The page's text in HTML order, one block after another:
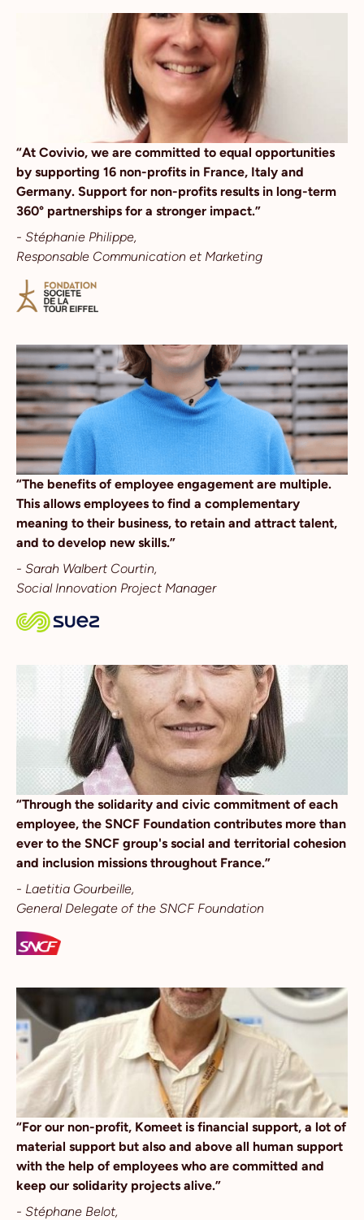
“At Covivio, we are committed to equal opportunities
by supporting 16 non-profits in France, Italy and
Germany. Support for non-profits results in long-term
360° partnerships for a stronger impact.”
- Stéphanie Philippe,
Responsable Communication et Marketing
“The benefits of employee engagement are multiple.
This allows employees to find a complementary
meaning to their business, to retain and attract talent,
and to develop new skills.”
- Sarah Walbert Courtin,
Social Innovation Project Manager
“Through the solidarity and civic commitment of each
employee, the SNCF Foundation contributes more than
ever to the SNCF group's social and territorial cohesion
and inclusion missions throughout France.”
- Laetitia Gourbeille,
General Delegate of the SNCF Foundation
“For our non-profit, Komeet is financial support, a lot of
material support but also and above all human support
with the help of employees who are committed and
keep our solidarity projects alive.”
- Stéphane Belot,